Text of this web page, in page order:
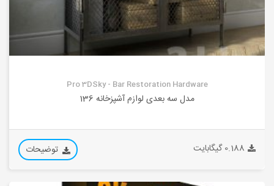
Pro 3DSky - Bar Restoration Hardware
مدل سه بعدی لوازم آشپزخانه 136
0.188 گیگابایت توضیحات